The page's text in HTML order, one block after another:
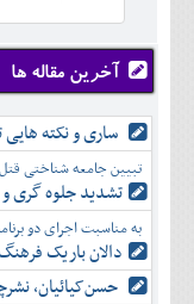
شهريور
مهر
آبان
آذر
دی
بهمن
اسفند
تير
مرداد
شهريور
مهر
آبان
آذر
دی
بهمن
اسفند
آخرین مقاله ها
ساری و نکته
تبیین جامعه شناختی
تشدید جلوه‌ گری
به مناسبت اجرای دو
دالان باریک
حسن‌کیائیان،